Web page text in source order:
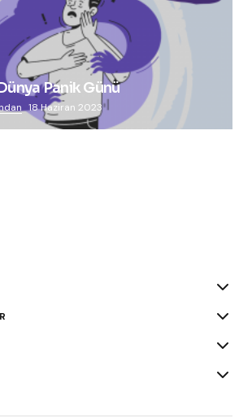
Panik Günü
18 Haziran 2023